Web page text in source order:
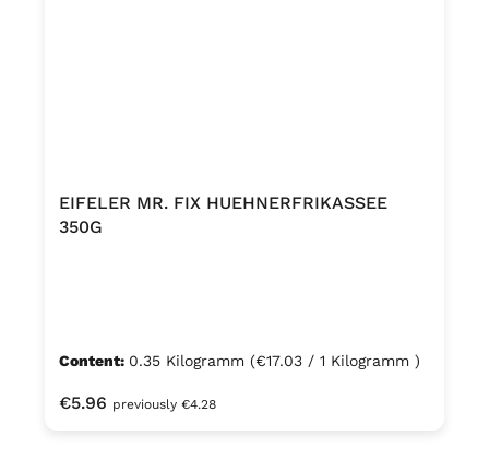
EIFELER MR. FIX HUEHNERFRIKASSEE
350G
Content: 0.35 Kilogramm (€17.03 / 1 Kilogramm )
Regular price:
€5.96 previously €4.28